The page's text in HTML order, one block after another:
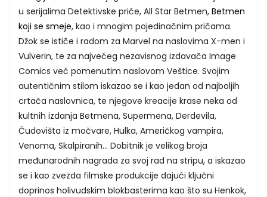
u serijalima Detektivske priče, All Star Betmen, Betmen
koji se smeje, kao i mnogim pojedinačnim pričama.
Džok se ističe i radom za Marvel na naslovima X-men i
Vulverin, te za najvećeg nezavisnog izdavača Image
Comics već pomenutim naslovom Veštice. Svojim
autentičnim stilom iskazao se i kao jedan od najboljih
crtača naslovnica, te njegove kreacije krase neka od
kultnih izdanja Betmena, Supermena, Derdevila,
Čudovišta iz močvare, Hulka, Američkog vampira,
Venoma, Skalpiranih… Dobitnik je velikog broja
međunarodnih nagrada za svoj rad na stripu, a iskazao
se i kao zvezda filmske produkcije dajući ključni
doprinos holivudskim blokbasterima kao što su Henkok,